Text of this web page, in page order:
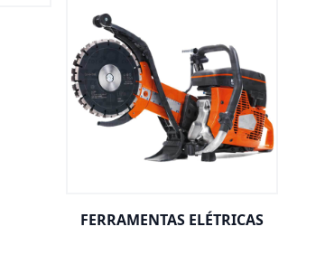
FERRAMENTAS ELÉTRICAS